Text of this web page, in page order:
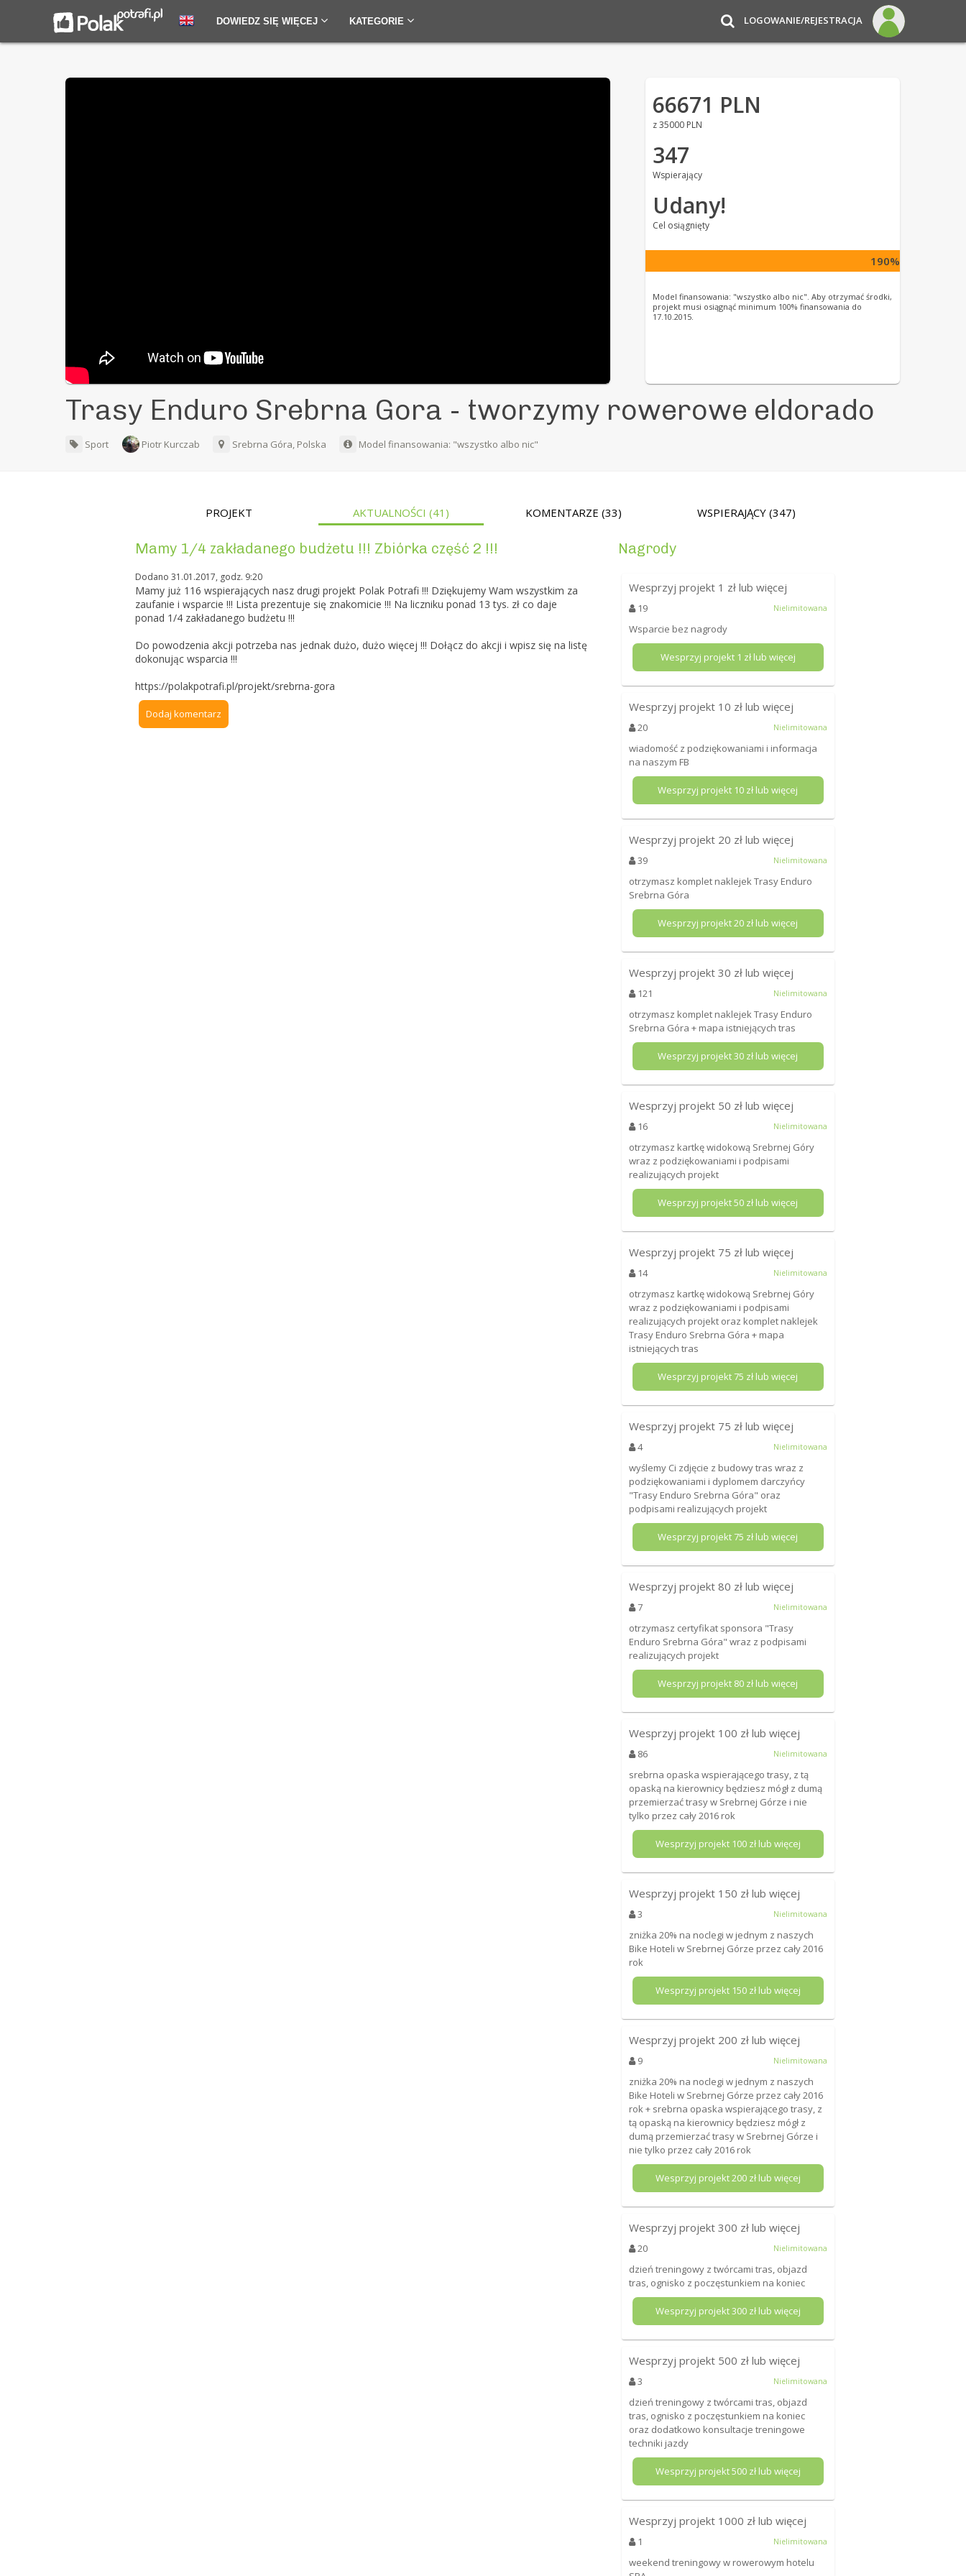
DOWIEDZ SIĘ WIĘCEJ KATEGORIE LOGOWANIE/REJESTRACJA
66671 PLN
z 35000 PLN
347
Wspierający
Udany!
Cel osiągnięty
190%
Model finansowania: "wszystko albo nic". Aby otrzymać środki,
projekt musi osiągnąć minimum 100% finansowania do
17.10.2015.
Trasy Enduro Srebrna Gora - tworzymy rowerowe eldorado
Sport Piotr Kurczab Srebrna Góra, Polska Model finansowania: "wszystko albo nic"
PROJEKT AKTUALNOŚCI(41) KOMENTARZE(33) WSPIERAJĄCY (347)
Mamy 1/4 zakładanego budżetu !!! Zbiórka część 2 !!!
Dodano 31.01.2017, godz. 9:20
Mamy już 116 wspierających nasz drugi projekt Polak Potrafi !!! Dziękujemy Wam wszystkim za
zaufanie i wsparcie !!! Lista prezentuje się znakomicie !!! Na liczniku ponad 13 tys. zł co daje
ponad 1/4 zakładanego budżetu !!!
Do powodzenia akcji potrzeba nas jednak dużo, dużo więcej !!! Dołącz do akcji i wpisz się na listę
dokonując wsparcia !!!
https://polakpotrafi.pl/projekt/srebrna-gora
Dodaj komentarz
Nagrody
Wesprzyj projekt 1 zł lub więcej
19 Nielimitowana
Wsparcie bez nagrody
Wesprzyj projekt 1 zł lub więcej
Wesprzyj projekt 10 zł lub więcej
20 Nielimitowana
wiadomość z podziękowaniami i informacja
na naszym FB
Wesprzyj projekt 10 zł lub więcej
Wesprzyj projekt 20 zł lub więcej
39 Nielimitowana
otrzymasz komplet naklejek Trasy Enduro
Srebrna Góra
Wesprzyj projekt20 zł lub więcej
Wesprzyj projekt30 zł lub więcej
121 Nielimitowana
otrzymasz komplet naklejek Trasy Enduro
Srebrna Góra + mapa istniejących tras
Wesprzyj projekt30 zł lub więcej
Wesprzyj projekt 50 zł lub więcej
16 Nielimitowana
otrzymasz kartkę widokową Srebrnej Góry
wraz z podziękowaniami i podpisami
realizujących projekt
Wesprzyj projekt50 zł lub więcej
Wesprzyj projekt 75 zł lub więcej
14 Nielimitowana
otrzymasz kartkę widokową Srebrnej Góry
wraz z podziękowaniami i podpisami
realizujących projekt oraz komplet naklejek
Trasy Enduro Srebrna Góra + mapa
istniejących tras
Wesprzyj projekt75 zł lub więcej
Wesprzyj projekt 75 zł lub więcej
4 Nielimitowana
wyślemy Ci zdjęcie z budowy tras wraz z
podziękowaniami i dyplomem darczyńcy
"Trasy Enduro Srebrna Góra" oraz
podpisami realizujących projekt
Wesprzyj projekt75 zł lub więcej
Wesprzyj projekt80 zł lub więcej
7 Nielimitowana
otrzymasz certyfikat sponsora "Trasy
Enduro Srebrna Góra" wraz z podpisami
realizujących projekt
Wesprzyj projekt 80 zł lub więcej
Wesprzyj projekt 100 zł lub więcej
86 Nielimitowana
srebrna opaska wspierającego trasy, z tą
opaską na kierownicy będziesz mógł z dumą
przemierzać trasy w Srebrnej Górze i nie
tylko przez cały 2016 rok
Wesprzyj projekt 100zł lub więcej
Wesprzyj projekt 150 zł lub więcej
3 Nielimitowana
zniżka 20% na noclegi w jednym z naszych
Bike Hoteli w Srebrnej Górze przez cały 2016
rok
Wesprzyj projekt 150zł lub więcej
Wesprzyj projekt 200 zł lub więcej
9 Nielimitowana
zniżka 20% na noclegi w jednym z naszych
Bike Hoteli w Srebrnej Górze przez cały 2016
rok + srebrna opaska wspierającego trasy, z
tą opaską na kierownicy będziesz mógł z
dumą przemierzać trasy w Srebrnej Górze i
nie tylko przez cały 2016 rok
Wesprzyj projekt200zł lub więcej
Wesprzyj projekt300 zł lub więcej
20 Nielimitowana
dzień treningowy z twórcami tras, objazd
tras, ognisko z poczęstunkiem na koniec
Wesprzyj projekt300zł lub więcej
Wesprzyj projekt 500 zł lub więcej
3 Nielimitowana
dzień treningowy z twórcami tras, objazd
tras, ognisko z poczęstunkiem na koniec
oraz dodatkowo konsultacje treningowe
techniki jazdy
Wesprzyj projekt500zł lub więcej
Wesprzyj projekt 1000 zł lub więcej
1 Nielimitowana
weekend treningowy w rowerowym hotelu